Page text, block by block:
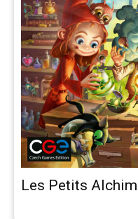
Les Petits